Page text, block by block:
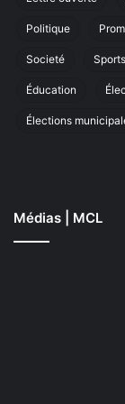
Laval
Politique
Societé Sports
Éducation
Élections
Médias | MCL